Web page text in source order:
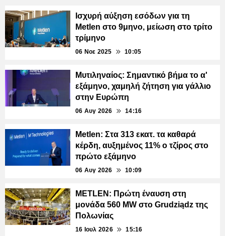
Ισχυρή αύξηση εσόδων για τη
Metlen στο 9μηνο, μείωση στο τρίτο
τρίμηνο
06 Νοε 2025 10:05
Μυτιληναίος: Σημαντικό βήμα το α'
εξάμηνο, χαμηλή ζήτηση για γάλλιο
στην Ευρώπη
06 Αυγ 2026 14:16
Metlen: Στα 313 εκατ. τα καθαρά
κέρδη, αυξημένος 11% ο τζίρος στο
πρώτο εξάμηνο
06 Αυγ 2026 10:09
METLEN: Πρώτη έναυση στη
μονάδα 560 MW στο Grudziądz της
Πολωνίας
16 Ιουλ 2026 15:16